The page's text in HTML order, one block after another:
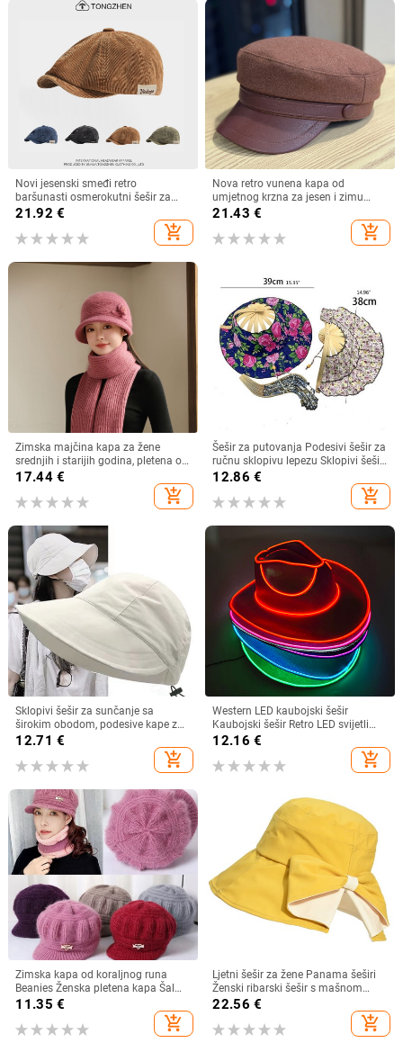
Novi jesenski smeđi retro
baršunasti osmerokutni šešir za
muškarce i žene, nošen unatrag s
beretkom, univerzalni šešir u jednoj
boji za jesen i zimu
21.92 €
add_shopping_cart
Nova retro vunena kapa od
umjetnog krzna za jesen i zimu
2025. za žene, britanski
osmerokutni ravni cilindar za
književna putovanja
21.43 €
add_shopping_cart
Zimska majčina kapa za žene
srednjih i starijih godina, pletena od
zečjeg krzna, otporna na hladnoću,
topla, vunena kapa plus baršunasta
kapa za umivaonik
17.44€
add_shopping_cart
Šešir za putovanja Podesivi šešir za
ručnu sklopivu lepezu Sklopivi šešir
od bambusa i lepeza Ljetna plaža
12.86 €
add_shopping_cart
Sklopivi šešir za sunčanje sa
širokim obodom, podesive kape za
muškarce, žene, šeširi za plažu,
ljetni brzosušeći viziri, ribarska kapa
12.71 €
add_shopping_cart
Western LED kaubojski šešir
Kaubojski šešir Retro LED svijetli
obod Jazz cilindar Svjetleći
mladenkin šešir Cosplay kostim
Kaubojsko odijelo za žene
12.16 €
add_shopping_cart
Zimska kapa od koraljnog runa
Beanies Ženska pletena kapa Šal
Održava toplinu Vunena pletena
kapa Kapa sa šiltom Dvoslojne
zaštitne kape
11.35 €
add_shopping_cart
Ljetni šešir za žene Panama šeširi
Ženski ribarski šešir s mašnom
Trend ženski šeširi s kantom
Suncobran Prozračne kape za
sunce za žene
22.56 €
add_shopping_cart